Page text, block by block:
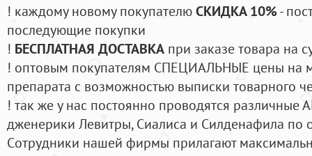
! каждому новому покупателюСКИДКА 10%-
последующие покупки
! БЕСПЛАТНАЯ ДОСТАВКА при заказе товара на
! оптовым покупателям СПЕЦИАЛЬНЫЕ цены на
препарата с возможностью выписки товарного
! так же у нас постоянно проводятся
дженерики Левитры, Сиалиса и Силденафила по
Cотрудники нашей фирмы прилагают